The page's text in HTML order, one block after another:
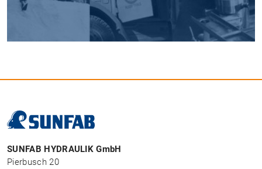
SUNFAB HYDRAULIK GmbH
Pierbusch 20